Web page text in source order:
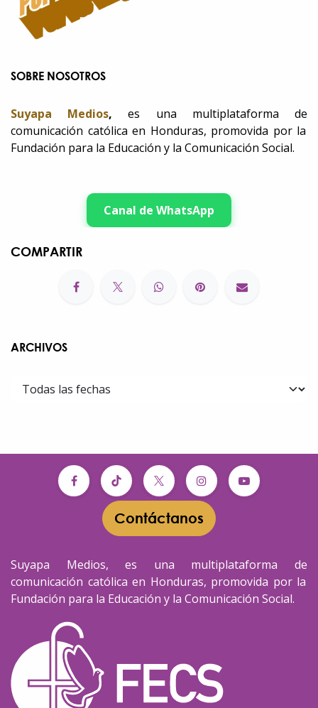
SOBRE NOSOTROS
Suyapa Medios, es una multiplataforma de
comunicación católica en Honduras, promovida por la
Fundación para la Educación y la Comunicación Social.
Canal de WhatsApp
COMPARTIR
ARCHIVOS
Contáctanos​​
Suyapa Medios, es una multiplataforma de
comunicación católica en Honduras, promovida por la
Fundación para la Educación y la Comunicación Social.